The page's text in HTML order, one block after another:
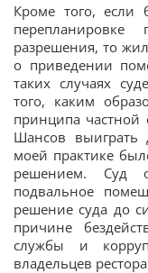
Кроме того, если
перепланировке
разрешения, то
о приведении
таких случаях
того, каким
принципа частной
Шансов выиграть
моей практике
решением. Суд
подвальное
решение суда до
причине
службы и
владельцев